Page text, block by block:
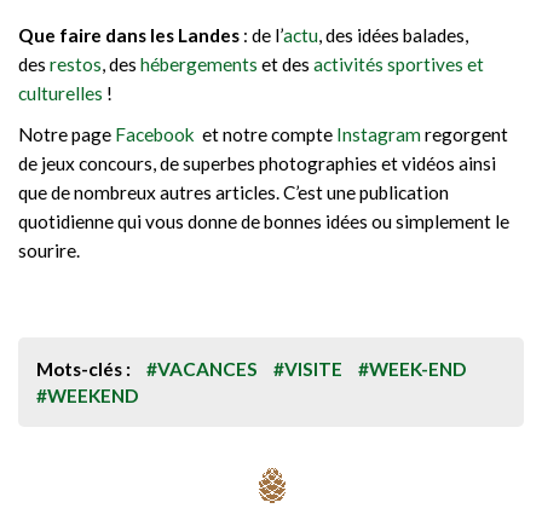
Que faire dans les Landes : de l’actu, des idées balades,
des restos, des hébergements et des activités sportives et
culturelles !
Notre page Facebook et notre compte Instagramregorgent
de jeux concours, de superbes photographies et vidéos ainsi
que de nombreux autres articles. C’est une publication
quotidienne qui vous donne de bonnes idées ou simplement le
sourire.
Mots-clés : #VACANCES #VISITE
#WEEK-END
#WEEKEND